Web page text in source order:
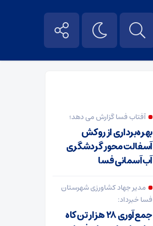
آفتاب فسا گزارش می دهد؛
بهره‌برداری از روکش
آسفالت محور گردشگری
آب‌آسمانی فسا
مدیر جهاد کشاورزی شهرستان
فسا خبرداد:
جمع‌آوری ۲۸ هزار تن کاه